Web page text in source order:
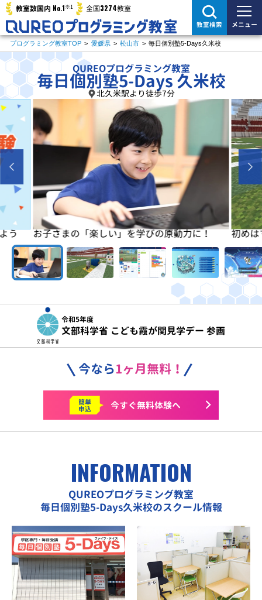
教室数国内 No.1※1 全国3274教室
教室検索 メニュー
プログラミング教室TOP > 愛媛県 > 松山市 > 毎日個別塾5-Days久米校
QUREOプログラミング教室
毎日個別塾5-Days 久米校
北久米駅より徒歩7分
う お子さまの「楽しい」を学びの原動力に！ 初め
令和5年度
文部科学省 こども霞が関見学デー 参画
今なら1ヶ月無料！
簡単
申込 今すぐ無料体験へ
INFORMATION
QUREOプログラミング教室
毎日個別塾5-Days久米校のスクール情報